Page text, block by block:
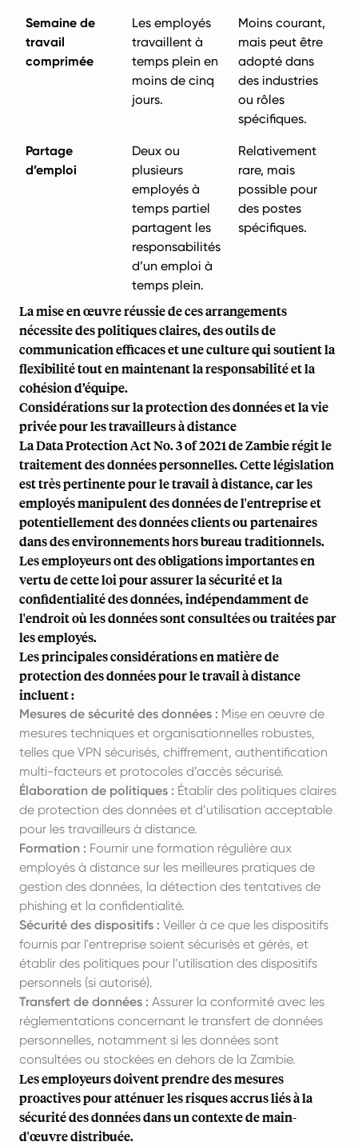
Semaine de
travail
comprimée
Les employés
travaillent à
temps plein en
moins de cinq
jours.
Moins courant,
mais peut être
adopté dans
des industries
ou rôles
spécifiques.
Partage
d’emploi
Deux ou
plusieurs
employés à
temps partiel
partagent les
responsabilités
d’un emploi à
temps plein.
Relativement
rare, mais
possible pour
des postes
spécifiques.
La mise en œuvre réussie de ces arrangements
nécessite des politiques claires, des outils de
communication efficaces et une culture qui soutient la
flexibilité tout en maintenant la responsabilité et la
cohésion d’équipe.
Considérations sur la protection des données et la vie
privée pour les travailleurs à distance
La Data Protection Act No. 3 of 2021 de Zambie régit le
traitement des données personnelles. Cette législation
est très pertinente pour le travail à distance, car les
employés manipulent des données de l'entreprise et
potentiellement des données clients ou partenaires
dans des environnements hors bureau traditionnels.
Les employeurs ont des obligations importantes en
vertu de cette loi pour assurer la sécurité et la
confidentialité des données, indépendamment de
l'endroit où les données sont consultées ou traitées par
les employés.
Les principales considérations en matière de
protection des données pour le travail à distance
incluent :
Mesures de sécurité des données : Mise en œuvre de
mesures techniques et organisationnelles robustes,
telles que VPN sécurisés, chiffrement, authentification
multi-facteurs et protocoles d’accès sécurisé.
Élaboration de politiques : Établir des politiques claires
de protection des données et d’utilisation acceptable
pour les travailleurs à distance.
Formation : Fournir une formation régulière aux
employés à distance sur les meilleures pratiques de
gestion des données, la détection des tentatives de
phishing et la confidentialité.
Sécurité des dispositifs : Veiller à ce que les dispositifs
fournis par l'entreprise soient sécurisés et gérés, et
établir des politiques pour l’utilisation des dispositifs
personnels (si autorisé).
Transfert de données : Assurer la conformité avec les
réglementations concernant le transfert de données
personnelles, notamment si les données sont
consultées ou stockées en dehors de la Zambie.
Les employeurs doivent prendre des mesures
proactives pour atténuer les risques accrus liés à la
sécurité des données dans un contexte de main-
d'œuvre distribuée.